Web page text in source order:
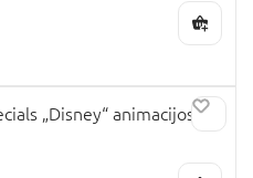
„Disney“ animacijos